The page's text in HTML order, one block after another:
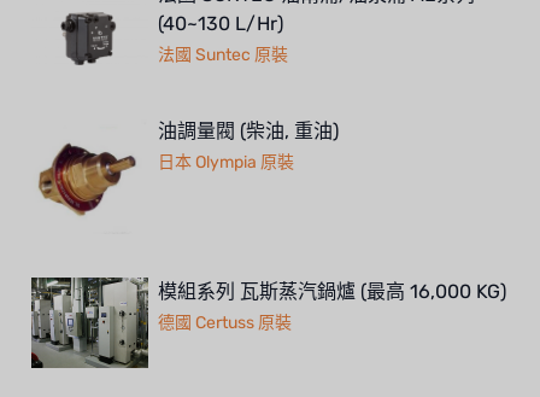
(40~130 L/Hr)
法國 Suntec 原裝
油調量閥 (柴油, 重油)
日本 Olympia 原裝
模組系列 瓦斯蒸汽鍋爐 (最高 16,000 KG)
德國 Certuss 原裝